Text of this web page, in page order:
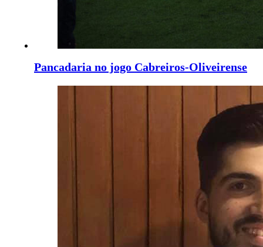
Pancadaria no jogo Cabreiros-Oliveirense